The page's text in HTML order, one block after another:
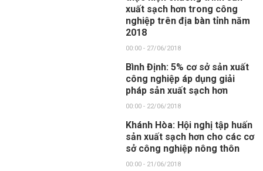
xuất sạch hơn trong công
nghiệp trên địa bàn tỉnh năm
2018
00:00 - 27/06/2018
Bình Định: 5% cơ sở sản xuất
công nghiệp áp dụng giải
pháp sản xuất sạch hơn
00:00 - 22/06/2018
Khánh Hòa: Hội nghị tập huấn
sản xuất sạch hơn cho các cơ
sở công nghiệp nông thôn
00:00 - 21/06/2018